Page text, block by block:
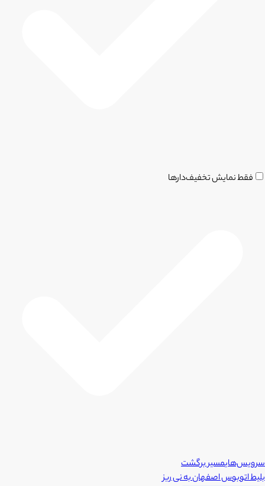
فقط نمایش تخفیف‌دارها
سرویس‌هایمسیر برگشت
بلیط اتوبوساصفهانبهنی ریز